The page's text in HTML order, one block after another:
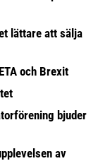
lättare att sälja
och Brexit
bjuder
av